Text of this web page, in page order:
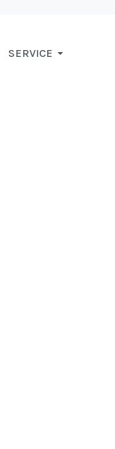
SERVICE